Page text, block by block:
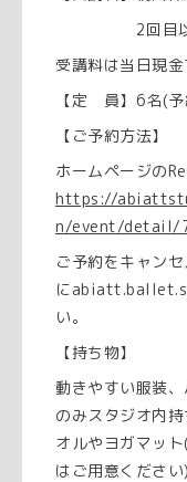
2回目以
受講料は当日現金
【定 員】6名(予
【ご予約方法】
ホームページの
https://
n/event/detail/
ご予約をキャン
に
い。
【持ち物】
動きやすい服装
のみスタジオ内
オルやヨガマッ
はご用意ください)